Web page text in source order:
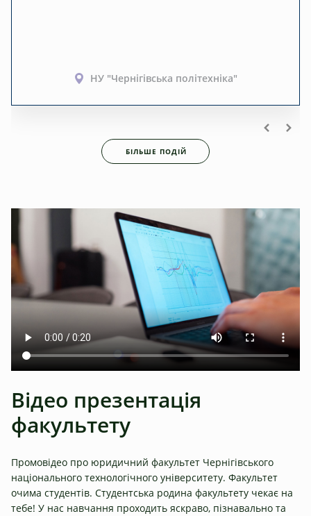
НУ "Чернігівська політехніка"
БІЛЬШЕ ПОДІЙ
Відео презентація
факультету
Промовідео про юридичний факультет Чернігівського
національного технологічного університету. Факультет
очима студентів. Студентська родина факультету чекає на
тебе! У нас навчання проходить яскраво, пізнавально та